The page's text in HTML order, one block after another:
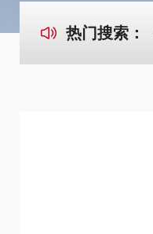
热门搜索：